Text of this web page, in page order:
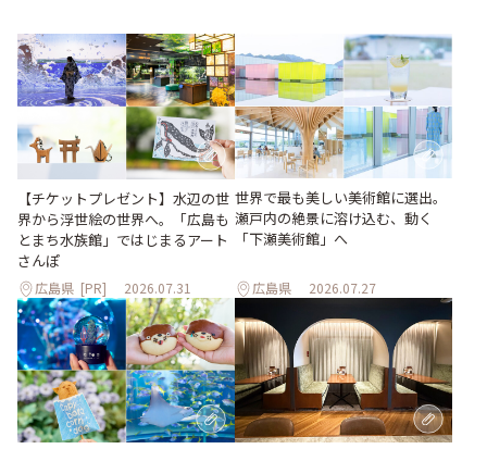
【チケットプレゼント】水辺の世
界から浮世絵の世界へ。「広島も
とまち水族館」ではじまるアート
さんぽ
広島県 [PR] 2026.07.31
世界で最も美しい美術館に選出。
瀬戸内の絶景に溶け込む、動く
「下瀬美術館」へ
広島県 2026.07.27